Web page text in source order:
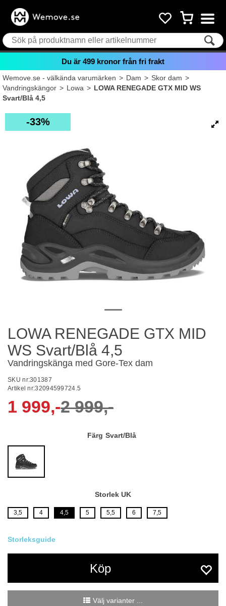
Du är 499 kronor från fri frakt
Wemove.se - välkända varumärken>Dam>Skor dam>
Vandringskängor>Lowa>LOWA RENEGADE GTX MID WS
Svart/Blå 4,5
33%
LOWA RENEGADE GTX MID
WS Svart/Blå 4,5
Vandringskänga med Gore-Tex dam
SKU nr:301387
Artikel nr:32094599724.5
1 999,-2 999,-
Färg Svart/Blå
Storlek UK
3,5 4 4,5 5 5,5 6 7,5
Köp
Välj varianter ...